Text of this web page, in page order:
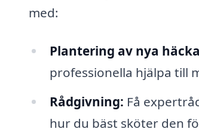
med:
Plantering av nya
professionella hjälpa till
Rådgivning: Få
hur du bäst sköter den